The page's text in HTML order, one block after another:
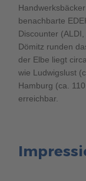
benachbarte
Discounter
Dömitz runden
der Elbe liegt
wie Ludwigslust
Hamburg (ca.
erreichbar.